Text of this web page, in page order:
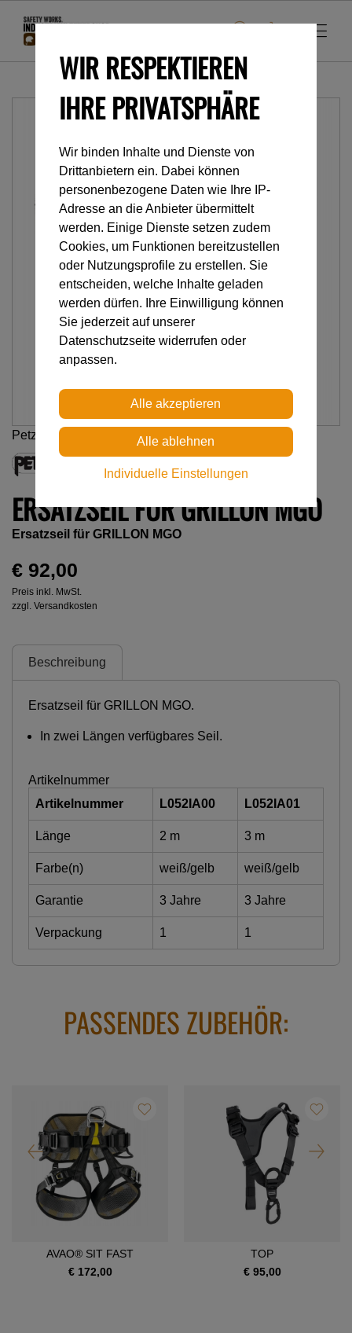
Petzl
ERSATZSEIL FÜR GRILLON MGO
Ersatzseil für GRILLON MGO
€ 92,00
Preis inkl. MwSt.
zzgl. Versandkosten
Beschreibung
Ersatzseil für GRILLON MGO.
In zwei Längen verfügbares Seil.
Artikelnummer
Artikelnummer
L052IA00 L052IA01
Länge 2 m 3 m
Farbe(n) weiß/gelb weiß/gelb
Garantie 3 Jahre 3 Jahre
Verpackung 1 1
PASSENDES ZUBEHÖR:
AVAO® SIT FAST
€ 172,00
TOP
€ 95,00
WIR RESPEKTIEREN
IHRE PRIVATSPHÄRE
Wir binden Inhalte und Dienste von
Drittanbietern ein. Dabei können
personenbezogene Daten wie Ihre IP-
Adresse an die Anbieter übermittelt
werden. Einige Dienste setzen zudem
Cookies, um Funktionen bereitzustellen
oder Nutzungsprofile zu erstellen. Sie
entscheiden, welche Inhalte geladen
werden dürfen. Ihre Einwilligung können
Sie jederzeit auf unserer
Datenschutzseite widerrufen oder
anpassen.
Individuelle Einstellungen